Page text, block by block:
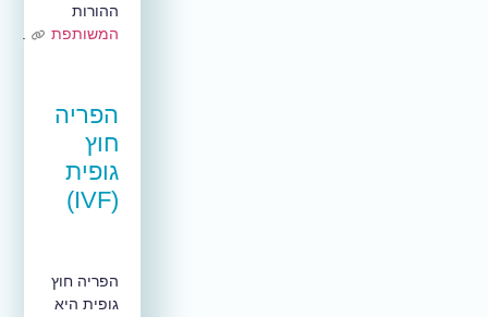
ההורות
המשותפת
הפריה
חוץ
גופית
(IVF)
הפריה חוץ
גופית היא